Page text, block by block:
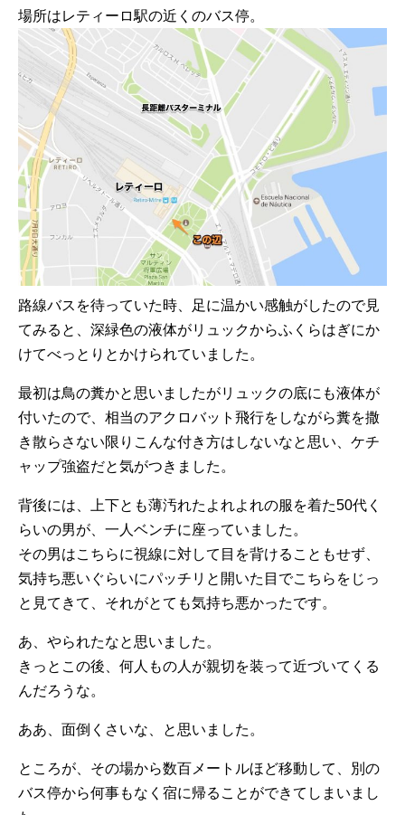
場所はレティーロ駅の近くのバス停。
路線バスを待っていた時、足に温かい感触がしたので見
てみると、深緑色の液体がリュックからふくらはぎにか
けてべっとりとかけられていました。
最初は鳥の糞かと思いましたがリュックの底にも液体が
付いたので、相当のアクロバット飛行をしながら糞を撒
き散らさない限りこんな付き方はしないなと思い、ケチ
ャップ強盗だと気がつきました。
背後には、上下とも薄汚れたよれよれの服を着た50代く
らいの男が、一人ベンチに座っていました。
その男はこちらに視線に対して目を背けることもせず、
気持ち悪いぐらいにパッチリと開いた目でこちらをじっ
と見てきて、それがとても気持ち悪かったです。
あ、やられたなと思いました。
きっとこの後、何人もの人が親切を装って近づいてくる
んだろうな。
ああ、面倒くさいな、と思いました。
ところが、その場から数百メートルほど移動して、別の
バス停から何事もなく宿に帰ることができてしまいまし